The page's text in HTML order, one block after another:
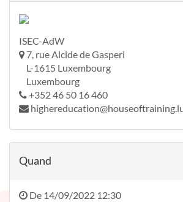
ISEC-AdW
7, rue Alcide de Gasperi
L-1615 Luxembourg
Luxembourg
+352 46 50 16 460
Quand
De 14/09/2022 12:30